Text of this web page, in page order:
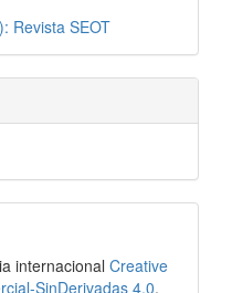
Revista SEOT
internacional Creative
SinDerivadas 4.0.